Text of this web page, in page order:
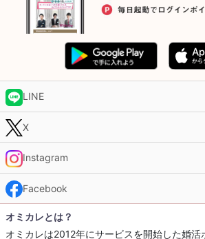
LINE
X
Instagram
Facebook
オミカレとは？
オミカレは2012年にサービスを開始した婚活